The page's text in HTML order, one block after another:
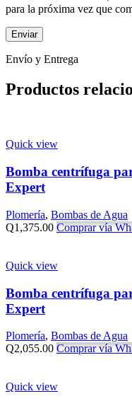
para la próxima vez que
Envío y Entrega
Productos
Quick view
Bomba centrífuga
Expert
Plomería, Bombas de Agua
Q1,375.00 Comprar vía
Quick view
Bomba centrífuga
Expert
Plomería, Bombas de Agua
Q2,055.00 Comprar vía
Quick view